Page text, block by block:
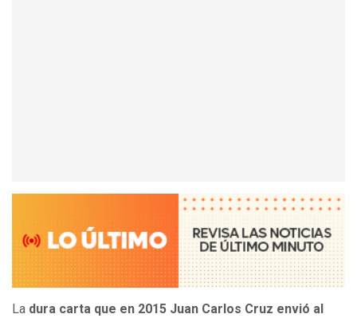
La dura carta que en 2015 Juan Carlos Cruz envió al